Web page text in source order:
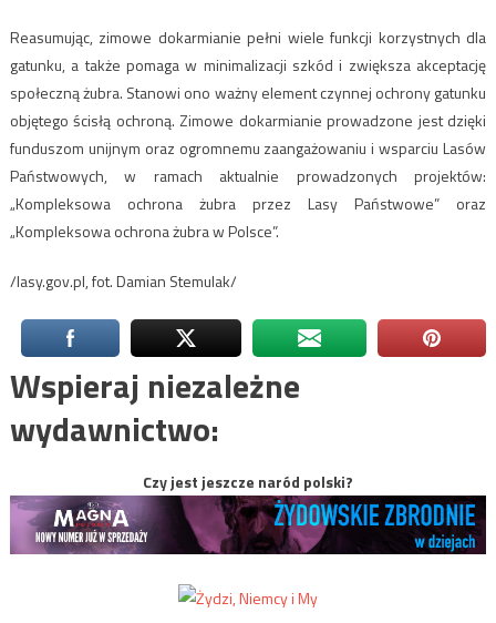
Reasumując, zimowe dokarmianie pełni wiele funkcji korzystnych dla
gatunku, a także pomaga w minimalizacji szkód i zwiększa akceptację
społeczną żubra. Stanowi ono ważny element czynnej ochrony gatunku
objętego ścisłą ochroną. Zimowe dokarmianie prowadzone jest dzięki
funduszom unijnym oraz ogromnemu zaangażowaniu i wsparciu Lasów
Państwowych, w ramach aktualnie prowadzonych projektów:
„Kompleksowa ochrona żubra przez Lasy Państwowe” oraz
„Kompleksowa ochrona żubra w Polsce”.
/lasy.gov.pl, fot. Damian Stemulak/
Wspieraj niezależne
wydawnictwo:
Czy jest jeszcze naród polski?